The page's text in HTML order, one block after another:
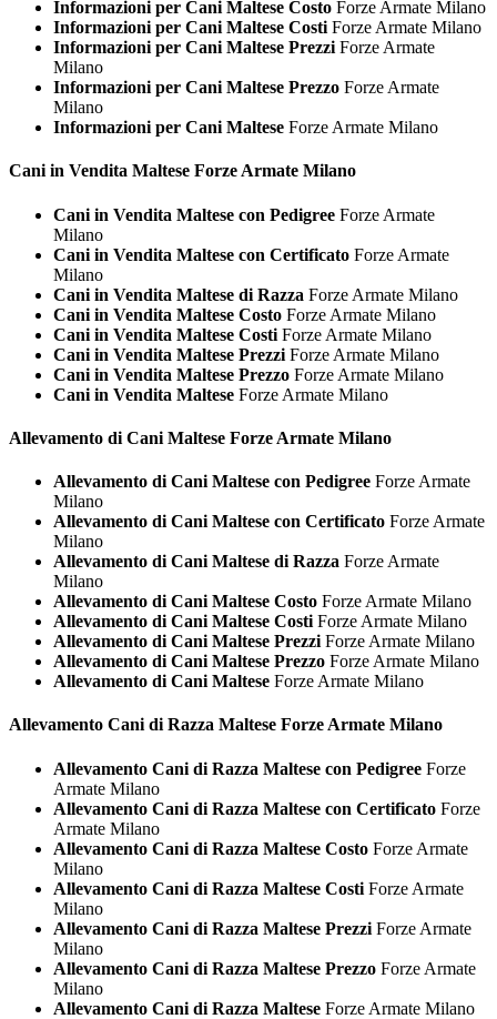
Informazioni per Cani Maltese Costo Forze Armate Milano
Informazioni per Cani Maltese Costi Forze Armate Milano
Informazioni per Cani Maltese Prezzi Forze Armate
Milano
Informazioni per Cani Maltese Prezzo Forze Armate
Milano
Informazioni per Cani Maltese Forze Armate Milano
Cani in Vendita Maltese Forze Armate Milano
Cani in Vendita Maltese con Pedigree Forze Armate
Milano
Cani in Vendita Maltese con Certificato Forze Armate
Milano
Cani in Vendita Maltese di Razza Forze Armate Milano
Cani in Vendita Maltese Costo Forze Armate Milano
Cani in Vendita Maltese Costi Forze Armate Milano
Cani in Vendita Maltese Prezzi Forze Armate Milano
Cani in Vendita Maltese Prezzo Forze Armate Milano
Cani in Vendita Maltese Forze Armate Milano
Allevamento di Cani Maltese Forze Armate Milano
Allevamento di Cani Maltese con Pedigree Forze Armate
Milano
Allevamento di Cani Maltese con Certificato Forze Armate
Milano
Allevamento di Cani Maltese di Razza Forze Armate
Milano
Allevamento di Cani Maltese Costo Forze Armate Milano
Allevamento di Cani Maltese Costi Forze Armate Milano
Allevamento di Cani Maltese Prezzi Forze Armate Milano
Allevamento di Cani Maltese Prezzo Forze Armate Milano
Allevamento di Cani Maltese Forze Armate Milano
Allevamento Cani di Razza Maltese Forze Armate Milano
Allevamento Cani di Razza Maltese con Pedigree Forze
Armate Milano
Allevamento Cani di Razza Maltese con Certificato Forze
Armate Milano
Allevamento Cani di Razza Maltese Costo Forze Armate
Milano
Allevamento Cani di Razza Maltese Costi Forze Armate
Milano
Allevamento Cani di Razza Maltese Prezzi Forze Armate
Milano
Allevamento Cani di Razza Maltese Prezzo Forze Armate
Milano
Allevamento Cani di Razza Maltese Forze Armate Milano